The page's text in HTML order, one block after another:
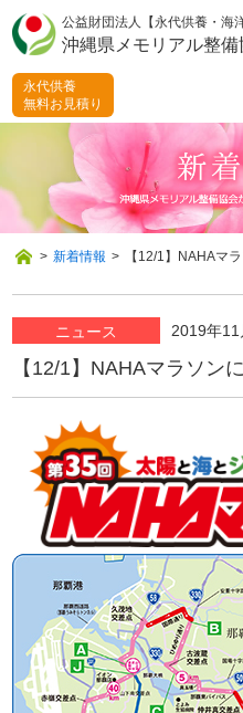
公益財団法人【永代供養・海
沖縄県メモリアル整備
永代供養
無料お見積り
> 新着情報 > 【12/1】NAHAマ
ニュース 2019年11
【12/1】NAHAマラソン